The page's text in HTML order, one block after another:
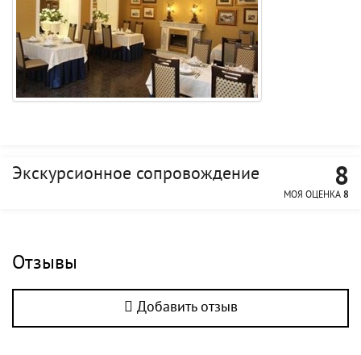
Экскурсионное сопровождение 8
МОЯ ОЦЕНКА 8
Отзывы
Добавить отзыв